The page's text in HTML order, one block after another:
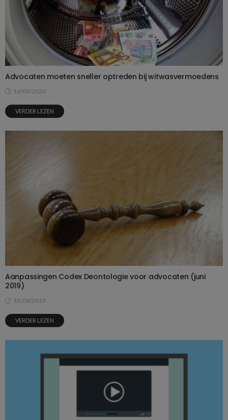
Advocaten moeten sneller optreden bij witwasvermoedens
16/03/2020
VERDER LEZEN
Aanpassingen Codex Deontologie voor advocaten (juni
2019)
18/06/2019
VERDER LEZEN